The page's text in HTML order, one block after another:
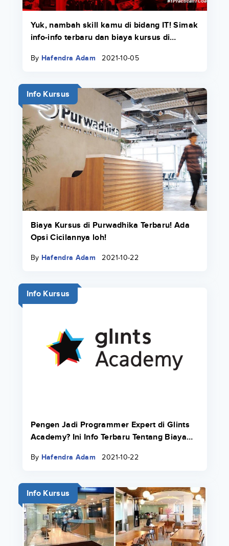
Yuk, nambah skill kamu di bidang IT! Simak
info-info terbaru dan biaya kursus di
By Hafendra Adam 2021-10-05
Info Kursus
Biaya Kursus di Purwadhika Terbaru! Ada
Opsi Cicilannya loh!
By Hafendra Adam 2021-10-22
Info Kursus
Pengen Jadi Programmer Expert di Glints
Academy? Ini Info Terbaru Tentang Biaya
By Hafendra Adam 2021-10-22
Info Kursus